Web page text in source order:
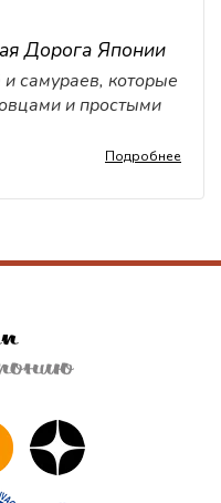
Дорога Японии
самураев, которые
и простыми
Подробнее